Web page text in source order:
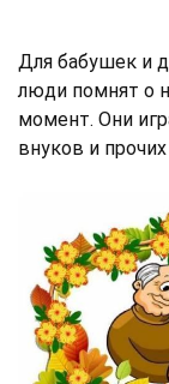
Для бабушек и
люди помнят о
момент. Они
внуков и